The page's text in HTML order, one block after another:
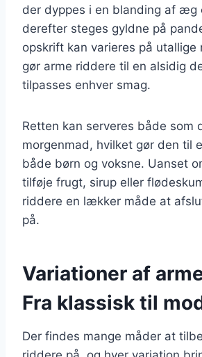
der dyppes i en blanding af æg
derefter steges gyldne på
opskrift kan varieres på utallige
gør arme riddere til en alsidig
tilpasses enhver smag.
Retten kan serveres både som
morgenmad, hvilket gør den til
både børn og voksne. Uanset
tilføje frugt, sirup eller
riddere en lækker måde at
på.
Variationer af
Fra klassisk til
Der findes mange måder at